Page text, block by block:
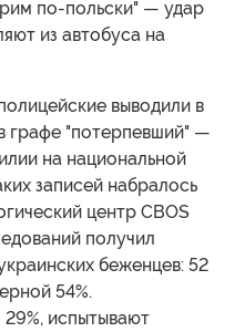
по-польски" — удар
из автобуса на
выводили в
графе "потерпевший" —
на национальной
записей набралось
центр CBOS
получил
беженцев: 52
54%.
испытывают